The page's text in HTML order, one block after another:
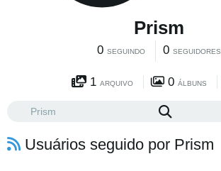
Prism
0 SEGUINDO 0 SEGUIDORES
1 ARQUIVO 0 ÁLBUNS
Usuários seguido por Prism